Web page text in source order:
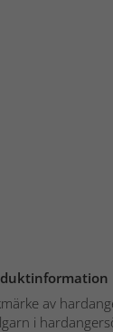
av
i